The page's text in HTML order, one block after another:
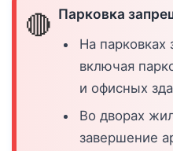
🔴 Парковка
На
включая
и офисных
Во дворах
завершение